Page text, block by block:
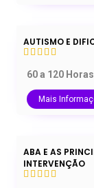
AUTISMO E
60 a 120 Horas
Mais
ABA E AS
INTERVENÇÃO